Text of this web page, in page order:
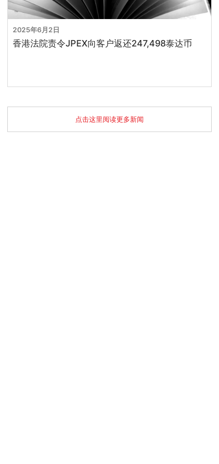
香港法院责令JPEX向客户返还247,498泰达币
2025年6月2日
点击这里阅读更多新闻